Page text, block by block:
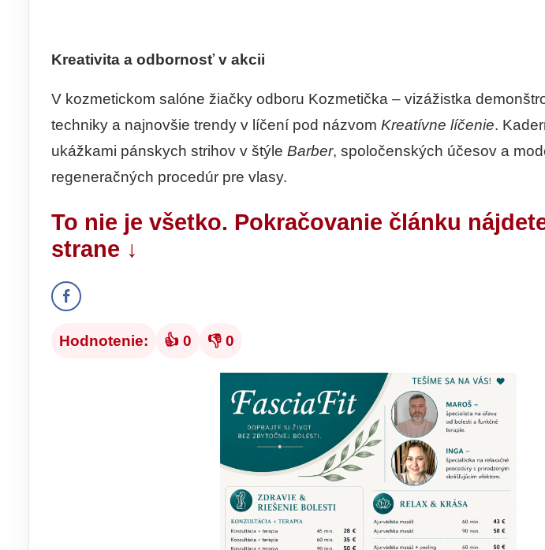
Kreativita a odbornosť v akcii
V kozmetickom salóne žiačky odboru Kozmetička – vizážistka
techniky a najnovšie trendy v líčení pod názvom Kreatívne líčenie.
ukážkami pánskych strihov v štýle Barber, spoločenských účesov a
regeneračných procedúr pre vlasy.
To nie je všetko. Pokračovanie článku
strane ↓
Hodnotenie: 👍 0 👎 0